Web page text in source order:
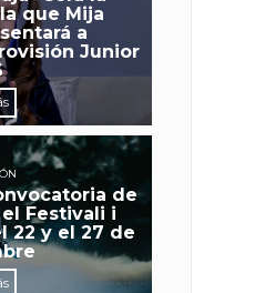
que Mija
a
Junior
de
Festivali i
22 y el 27 de